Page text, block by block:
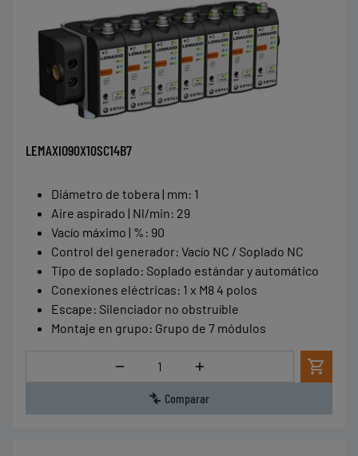
LEMAXIO90X10SC14B7
Diámetro de tobera | mm: 1
Aire aspirado | Nl/min: 29
Vacío máximo | % : 90
Control del generador: Vacío NC / Soplado NC
Tipo de soplado: Soplado estándar y automático
Conexiones eléctricas: 1 x M8 4 polos
Escape: Silenciador no obstruíble
Montaje en grupo: Grupo de 7 módulos
Cantidad
Comparar